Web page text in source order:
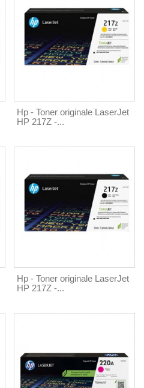
Hp - Toner originale LaserJet
HP 217Z -...
Hp - Toner originale LaserJet
HP 217Z -...